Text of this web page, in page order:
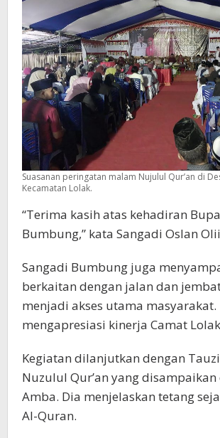
Suasanan peringatan malam Nujulul Qur’an di
Kecamatan Lolak.
“Terima kasih atas kehadiran
Bumbung,” kata Sangadi Oslan
Sangadi Bumbung juga
berkaitan dengan jalan dan
menjadi akses utama masyarakat.
mengapresiasi kinerja Camat
Kegiatan dilanjutkan dengan
Nuzulul Qur’an yang disampaikan
Amba. Dia menjelaskan tetang
Al-Quran.